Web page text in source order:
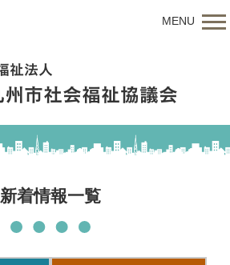
MENU
新着情報一覧